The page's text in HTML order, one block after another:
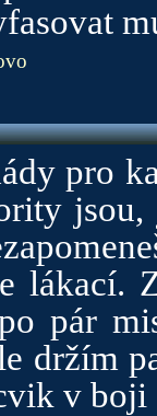
pro
jsou,
lákací.
pár
držím
v boji